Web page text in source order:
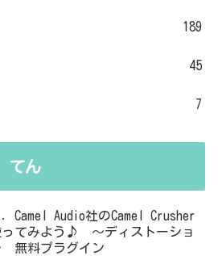
189
45
7
てん
．Camel Audio社のCamel Crusher
ってみよう♪ ～ディストーショ
無料プラグイン